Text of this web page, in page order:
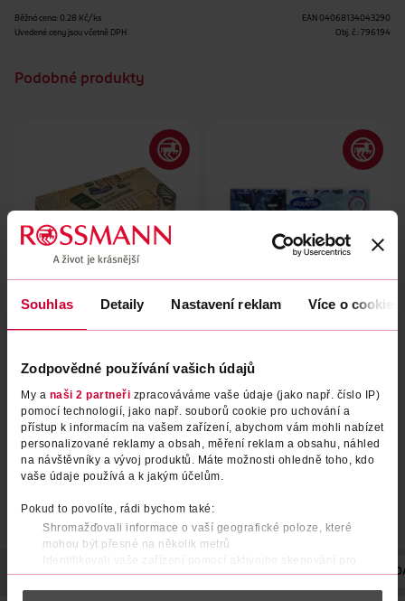
Souhlas Detaily Nastavení reklam Více o cookies
Zodpovědné používání vašich údajů
My a naši 2 partneři zpracováváme vaše údaje (jako např. číslo IP)
pomocí technologií, jako např. souborů cookie pro uchování a
přístup k informacím na vašem zařízení, abychom vám mohli nabízet
personalizované reklamy a obsah, měření reklam a obsahu, náhled
na návštěvníky a vývoj produktů. Máte možnosti ohledně toho, kdo
vaše údaje používá a k jakým účelům.
Pokud to povolíte, rádi bychom také:
Shromažďovali informace o vaší geografické poloze, které
mohou být přesné na několik metrů
Identifikovali vaše zařízení pomocí aktivního skenování pro
konkrétní charakteristiky (otisk prstu)
Zjistěte více o tom, jak zpracováváme vaše osobní údaje, a nastavte
Běžná cena: 0.28 Kč/ks
Uvedené ceny jsou včetně DPH
EAN 04068134043290
Obj. č.: 796194
Podobné produkty
alouette 100 ks
27.90 Kč
DO KOŠÍKU
Obj. č.: 884181
alouette
39.90 Kč
DO KOŠÍKU
Obj. č.: 496216
POPIS SLOŽENÍ POČET VYROBENO V VÝROBCE/